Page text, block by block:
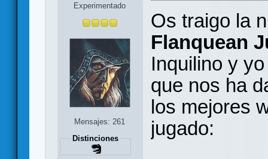
Experimentado
Mensajes: 261
Distinciones
Os traigo la
Flanquean
Inquilino y
que nos ha
los mejores
jugado: